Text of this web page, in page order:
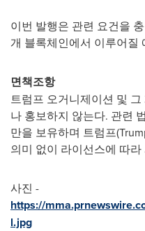
이번 발행은 관련 요건을
개 블록체인에서 이루어질
면책조항
트럼프 오거니제이션 및
나 홍보하지 않는다. 관련
만을 보유하며 트럼프
의미 없이 라이선스에 따라
사진 -
https://
l.jpg